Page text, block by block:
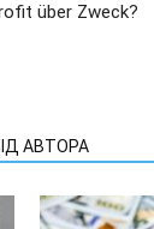
über Zweck?
АВТОРА